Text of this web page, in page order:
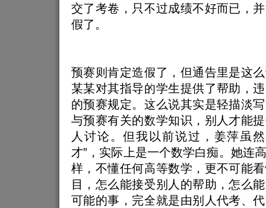
交了考卷，只不过成绩不好而已，
假了。
预赛则肯定造假了，但通告里是这
某某对其指导的学生提供了帮助，
的预赛规定。这么说其实是轻描淡
与预赛有关的数学知识，别人才能
人讨论。但我以前说过，姜萍虽
才”，实际上是一个数学白痴。她连
样，不懂任何高等数学，更不可能
目，怎么能接受别人的帮助，怎么
可能的事，完全就是由别人代考、